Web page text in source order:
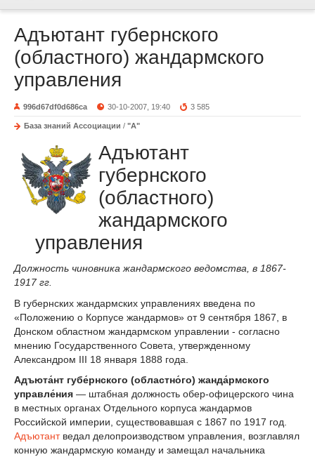
Адъютант губернского
(областного) жандармского
управления
996d67df0d686ca 30-10-2007, 19:40 3 585
База знаний Ассоциации / "А"
Адъютант
губернского
(областного)
жандармского
управления
Должность чиновника жандармского ведомства, в 1867-
1917 гг.
В губернских жандармских управлениях введена по
«Положению о Корпусе жандармов» от 9 сентября 1867, в
Донском областном жандармском управлении - согласно
мнению Государственного Совета, утвержденному
Александром III 18 января 1888 года.
Адъюта́нт губе́рнского (областно́го) жанда́рмского
управле́ния — штабная должность обер-офицерского чина
в местных органах Отдельного корпуса жандармов
Российской империи, существовавшая с 1867 по 1917 год.
Адъютантведал делопроизводством управления, возглавлял
конную жандармскую команду и замещал начальника